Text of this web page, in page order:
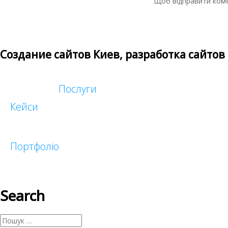
Создание сайтов Киев, разработка сайтов
Кейси
Послуги
Портфоліо
Малий бізнес
Search
Пошук: